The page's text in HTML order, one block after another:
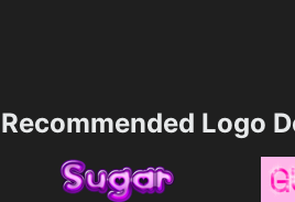
Recommended Logo